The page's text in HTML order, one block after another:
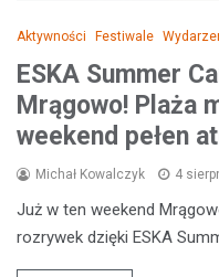
Aktywności Festiwale
ESKA Summer
Mrągowo! Plaża
weekend pełen
Michał Kowalczyk 4
Już w ten weekend
rozrywek dzięki ESKA